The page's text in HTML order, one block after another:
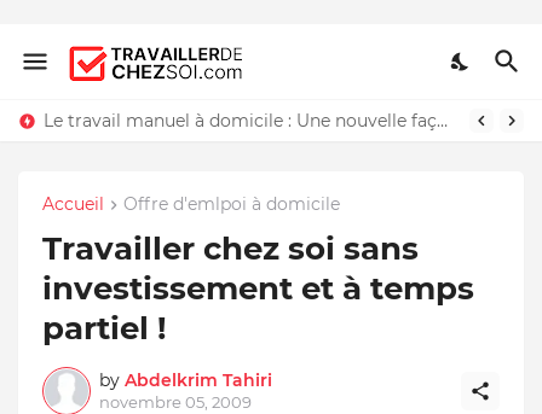
Le travail manuel à domicile : Une nouvelle façon de travailler chez soi
Accueil Offre d'emlpoi à domicile
Travailler chez soi sans
investissement et à temps
partiel !
by Abdelkrim Tahiri
novembre 05, 2009